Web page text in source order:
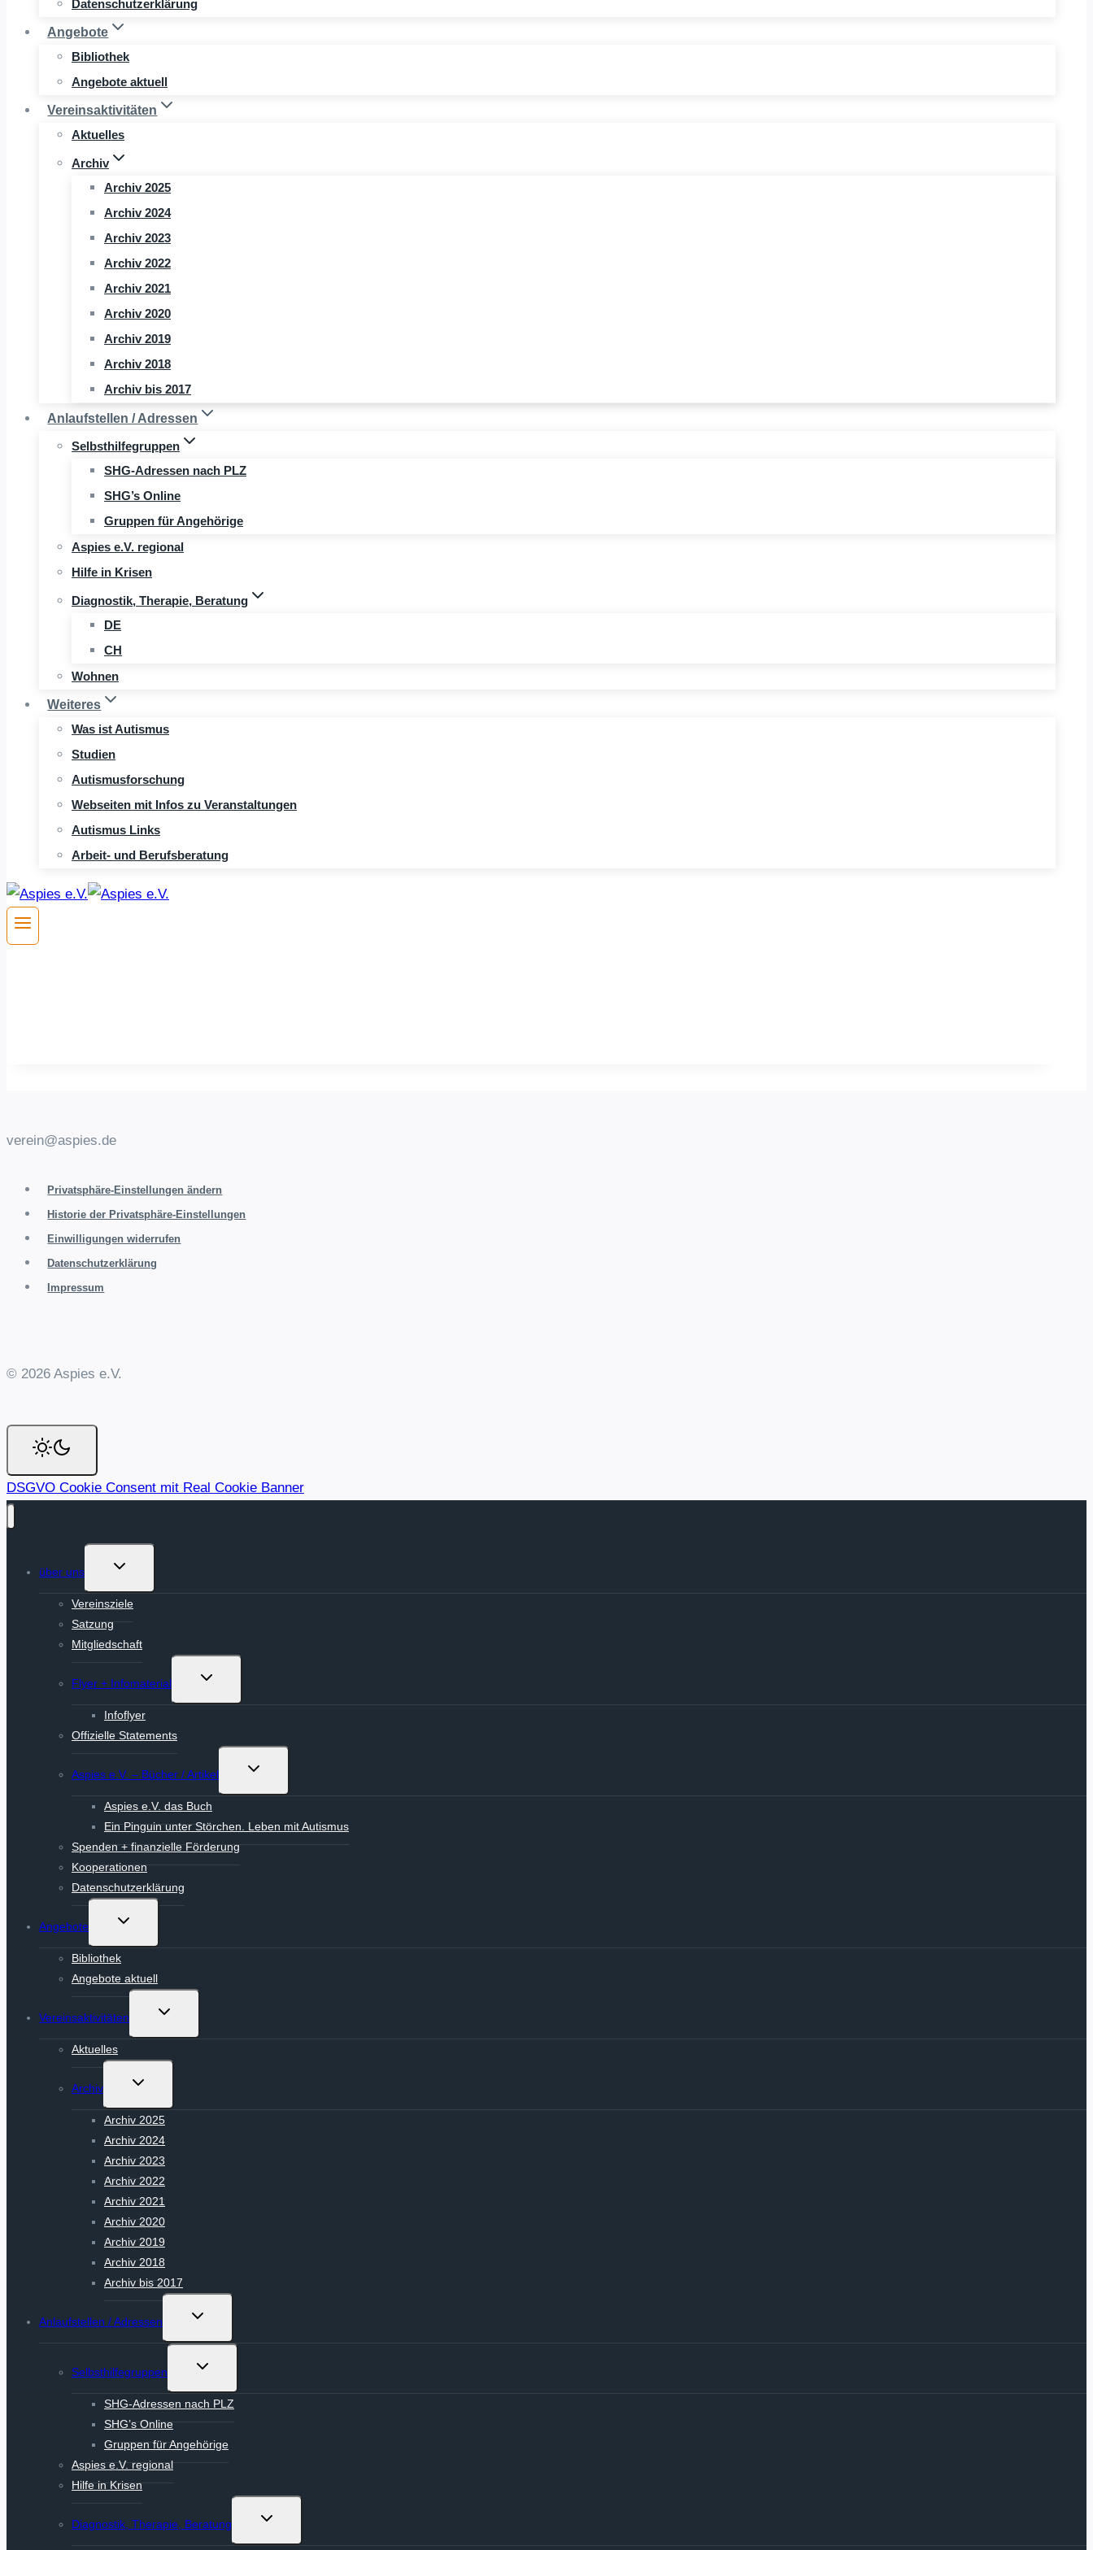
Datenschutzerklärung
Angebote
Bibliothek
Angebote aktuell
Vereinsaktivitäten
Aktuelles
Archiv
Archiv 2025
Archiv 2024
Archiv 2023
Archiv 2022
Archiv 2021
Archiv 2020
Archiv 2019
Archiv 2018
Archiv bis 2017
Anlaufstellen / Adressen
Selbsthilfegruppen
SHG-Adressen nach PLZ
SHG’s Online
Gruppen für Angehörige
Aspies e.V. regional
Hilfe in Krisen
Diagnostik, Therapie, Beratung
DE
CH
Wohnen
Weiteres
Was ist Autismus
Studien
Autismusforschung
Webseiten mit Infos zu Veranstaltungen
Autismus Links
Arbeit- und Berufsberatung
verein@aspies.de
Privatsphäre-Einstellungen ändern
Historie der Privatsphäre-Einstellungen
Einwilligungen widerrufen
Datenschutzerklärung
Impressum
© 2026 Aspies e.V.
DSGVO Cookie Consent mit Real Cookie Banner
über uns
Untermenü
Vereinsziele
Satzung
Mitgliedschaft
Flyer + Infomaterial
Untermenü
Infoflyer
Offizielle Statements
Aspies e.V. – Bücher / Artikel
Untermenü
Aspies e.V. das Buch
Ein Pinguin unter Störchen. Leben mit Autismus
Spenden + finanzielle Förderung
Kooperationen
Datenschutzerklärung
Angebote
Untermenü
Bibliothek
Angebote aktuell
Vereinsaktivitäten
Untermenü
Aktuelles
Archiv
Untermenü
Archiv 2025
Archiv 2024
Archiv 2023
Archiv 2022
Archiv 2021
Archiv 2020
Archiv 2019
Archiv 2018
Archiv bis 2017
Anlaufstellen / Adressen
Untermenü
Selbsthilfegruppen
Untermenü
SHG-Adressen nach PLZ
SHG’s Online
Gruppen für Angehörige
Aspies e.V. regional
Hilfe in Krisen
Diagnostik, Therapie, Beratung
Untermenü